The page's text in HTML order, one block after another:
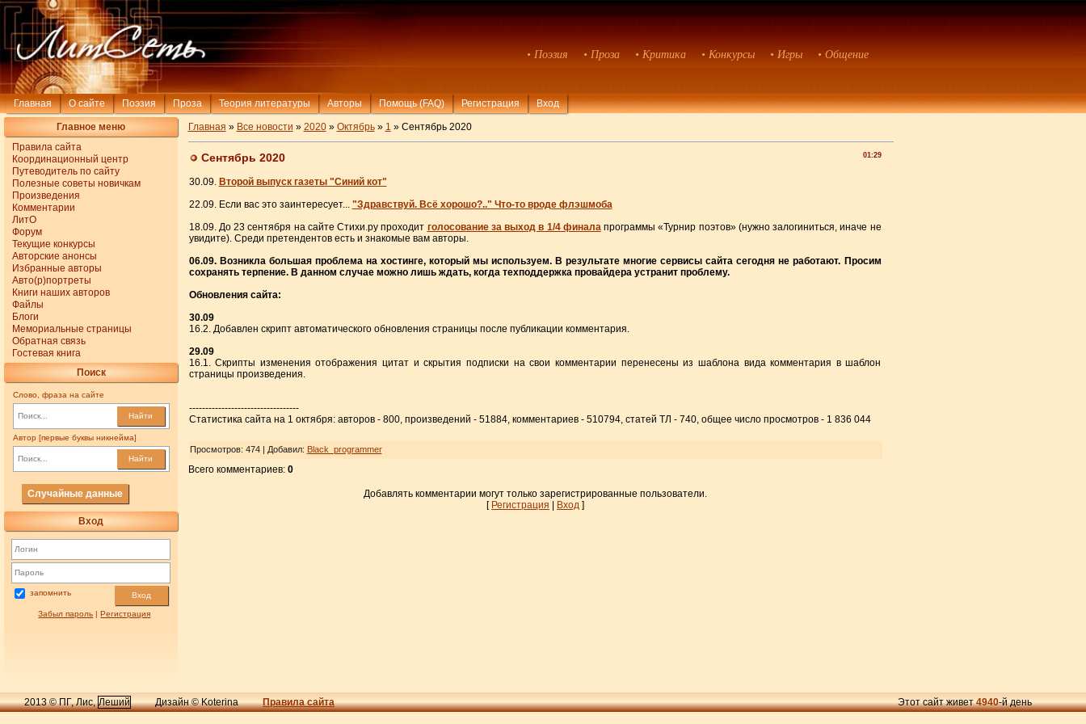
• Поэзия • Проза • Критика • Конкурсы • Игры • Общение
Главная О сайте Поэзия Проза Теория литературы Авторы Помощь (FAQ) Регистрация Вход
Главное меню
Правила сайта
Координационный центр
Путеводитель по сайту
Полезные советы новичкам
Произведения
Комментарии
ЛитО
Форум
Текущие конкурсы
Авторские анонсы
Избранные авторы
Авто(р)портреты
Книги наших авторов
Файлы
Блоги
Мемориальные страницы
Обратная связь
Гостевая книга
Поиск
Слово, фраза на сайте
Найти
Автор [первые буквы никнейма]
Найти
Случайные данные
Вход
запомнить Вход
Забыл пароль |Регистрация
Главная » Все новости » 2020 » Октябрь » 1 » Сентябрь 2020
01:29
Сентябрь 2020
30.09. Второй выпуск газеты "Синий кот"
22.09. Если вас это заинтересует... "Здравствуй. Всё хорошо?.." Что-то вроде флэшмоба
18.09. До 23 сентября на сайте Стихи.ру проходит голосование за выход в 1/4 финала программы «Турнир поэтов» (нужно залогиниться, иначе не
увидите). Среди претендентов есть и знакомые вам авторы.
06.09. Возникла большая проблема на хостинге, который мы используем. В результате многие сервисы сайта сегодня не работают. Просим
сохранять терпение. В данном случае можно лишь ждать, когда техподдержка провайдера устранит проблему.
Обновления сайта:
30.09
16.2. Добавлен скрипт автоматического обновления страницы после публикации комментария.
29.09
16.1. Скрипты изменения отображения цитат и скрытия подписки на свои комментарии перенесены из шаблона вида комментария в шаблон
страницы произведения.
----------------------------------
Статистика сайта на 1 октября: авторов - 800, произведений - 51884, комментариев - 510794, статей ТЛ - 740, общее число просмотров - 1 836 044
Просмотров: 474 | Добавил: Black_programmer
Всего комментариев: 0
Добавлять комментарии могут только зарегистрированные пользователи.
[ Регистрация | Вход ]
2013 © ПГ, Лис,Леший Дизайн © Koterina Правила сайта Этот сайт живет4940-й день